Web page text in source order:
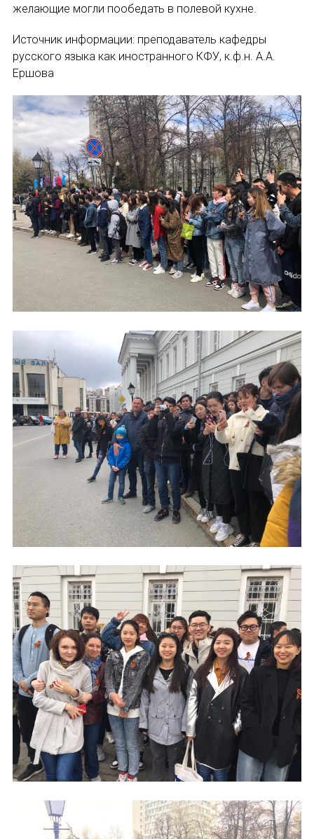
Мобильное приложение TORFL GO
БИБЛИОТЕКА МАПРЯЛ
+7 953 347-74-80
info@mapryal.org
желающие могли пообедать в полевой кухне.
Источник информации: преподаватель кафедры
русского языка как иностранного КФУ, к.ф.н. А.А.
Ершова
ИМЯ
E-MAIL
СООБЩЕНИЕ
Отправить
E-MAIL
Подписаться